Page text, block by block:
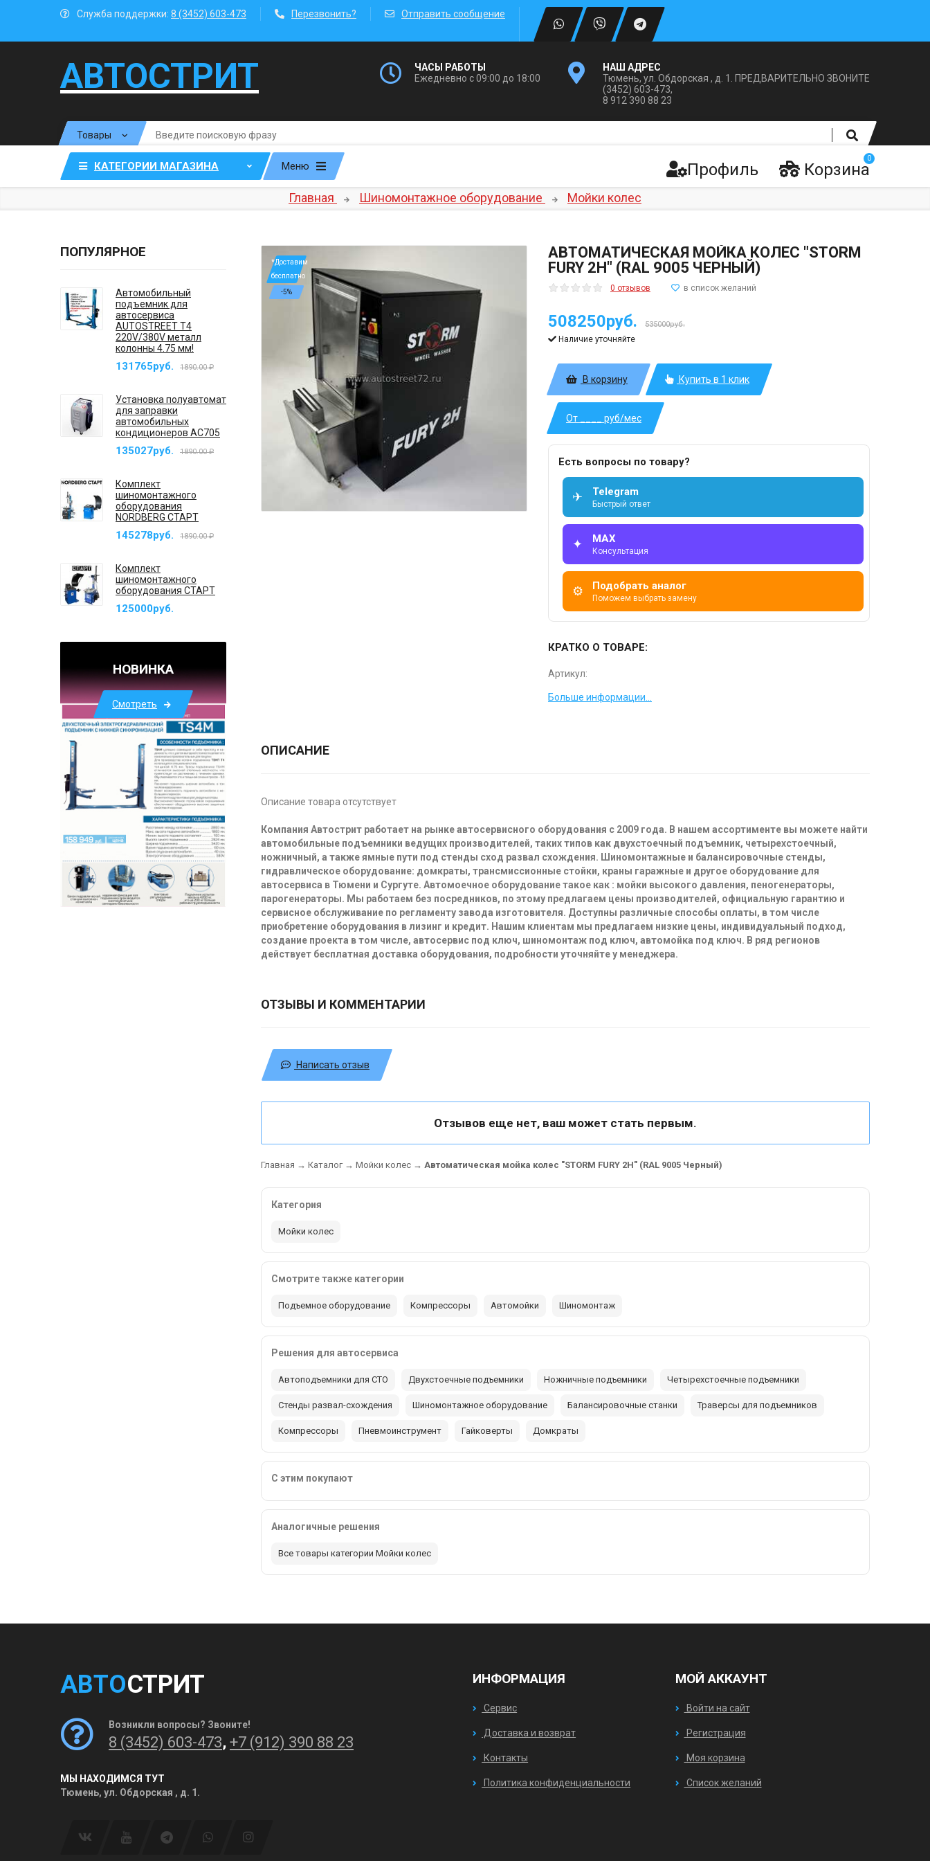
Служба поддержки: 8 (3452) 603-473 Перезвонить? Отправить сообщение
АВТОСТРИТ
ЧАСЫ РАБОТЫ
Ежедневно с 09:00 до 18:00
НАШ АДРЕС
Тюмень, ул. Обдорская , д. 1. ПРЕДВАРИТЕЛЬНО ЗВОНИТЕ
(3452) 603-473,
8 912 390 88 23
КАТЕГОРИИ МАГАЗИНА Меню Корзина
0
Профиль
Главная Шиномонтажное оборудование Мойки колес
*Доставим
бесплатно
-5%
АВТОМАТИЧЕСКАЯ МОЙКА КОЛЕС "STORM
FURY 2H" (RAL 9005 ЧЕРНЫЙ)
0 отзывов
508250руб. 535000руб.
Наличие уточняйте
В корзину Купить в 1 клик
От ____ руб/мес
Есть вопросы по товару?
✈ Telegram
Быстрый ответ
✦ MAX
Консультация
⚙ Подобрать аналог
Поможем выбрать замену
КРАТКО О ТОВАРЕ:
Артикул:
Больше информации...
ОПИСАНИЕ
Описание товара отсутствует
Компания Автострит работает на рынке автосервисного оборудования с 2009 года. В нашем ассортименте вы можете найти
автомобильные подъемники ведущих производителей, таких типов как двухстоечный подъемник, четырехстоечный,
ножничный, а также ямные пути под стенды сход развал схождения. Шиномонтажные и балансировочные стенды,
гидравлическое оборудование: домкраты, трансмиссионные стойки, краны гаражные и другое оборудование для
автосервиса в Тюмени и Сургуте. Автомоечное оборудование такое как : мойки высокого давления, пеногенераторы,
парогенераторы. Мы работаем без посредников, по этому предлагаем цены производителей, официальную гарантию и
сервисное обслуживание по регламенту завода изготовителя. Доступны различные способы оплаты, в том числе
приобретение оборудования в лизинг и кредит. Нашим клиентам мы предлагаем низкие цены, индивидуальный подход,
создание проекта в том числе, автосервис под ключ, шиномонтаж под ключ, автомойка под ключ. В ряд регионов
действует бесплатная доставка оборудования, подробности уточняйте у менеджера.
ОТЗЫВЫ И КОММЕНТАРИИ
Написать отзыв
Отзывов еще нет, ваш может стать первым.
Главная → Каталог→ Мойки колес → Автоматическая мойка колес "STORM FURY 2H" (RAL 9005 Черный)
Категория
Мойки колес
Смотрите также категории
Подъемное оборудование Компрессоры Автомойки Шиномонтаж
Решения для автосервиса
Автоподъемники для СТО Двухстоечные подъемники Ножничные подъемники Четырехстоечные подъемники
Стенды развал-схождения Шиномонтажное оборудование Балансировочные станки Траверсы для подъемников
Компрессоры Пневмоинструмент Гайковерты Домкраты
С этим покупают
Аналогичные решения
Все товары категории Мойки колес
ПОПУЛЯРНОЕ
Автомобильный
подъемник для
автосервиса
AUTOSTREET T4
220V/380V металл
колонны 4.75 мм!
131765руб. 1890.00 ₽
Установка полуавтомат
для заправки
автомобильных
кондиционеров AC705
135027руб. 1890.00 ₽
Комплект
шиномонтажного
оборудования
NORDBERG СТАРТ
145278руб. 1890.00 ₽
Комплект
шиномонтажного
оборудования СТАРТ
125000руб.
НОВИНКА
Смотреть
АВТОСТРИТ
Возникли вопросы? Звоните!
8 (3452) 603-473, +7 (912) 390 88 23
МЫ НАХОДИМСЯ ТУТ
Тюмень, ул. Обдорская , д. 1.
ИНФОРМАЦИЯ
Сервис
Доставка и возврат
Контакты
Политика конфиденциальности
МОЙ АККАУНТ
Войти на сайт
Регистрация
Моя корзина
Список желаний